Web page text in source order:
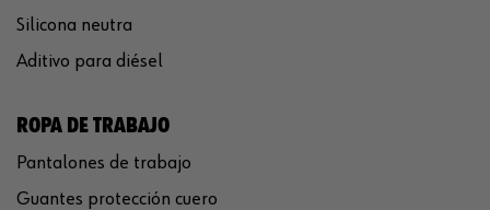
Silicona neutra
Aditivo para diésel
ROPA DE TRABAJO
Pantalones de trabajo
Guantes protección cuero